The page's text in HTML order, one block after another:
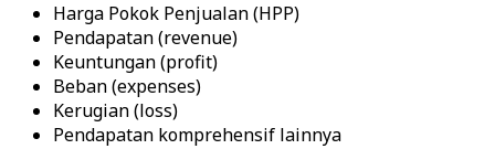
Harga Pokok Penjualan (HPP)
Pendapatan (revenue)
Keuntungan (profit)
Beban (expenses)
Kerugian (loss)
Pendapatan komprehensif lainnya